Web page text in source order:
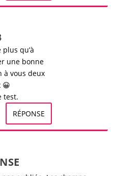
qu’à
une bonne
à vous deux
😀
test.
RÉPONSE